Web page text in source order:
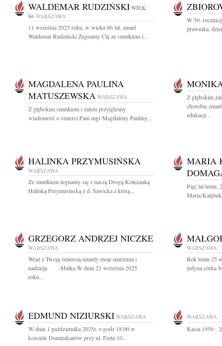
WALDEMAR RUDZIŃSKI WIEK:
86 WARSZAWA
11 września 2025 roku, w wieku 86 lat, zmarł
Waldemar Rudziński Żegnamy Cię ze smutkiem i...
W 50.
prawnika,
MAGDALENA PAULINA
MATUSZEWSKA WARSZAWA
Z głębokim smutkiem i żalem przyjęliśmy
wiadomość o śmierci Pani mgr Magdaleny Pauliny...
Z głębokim
chorobie
edukacji...
HALINKA PRZYMUSIŃSKA
WARSZAWA
Ze smutkiem żegnamy się z naszą Drogą Koleżanką
Halinką Przymusinską z d. Sawicka z którą...
MARIA
Pięć lat temu,
Maria
GRZEGORZ ANDRZEJ NICZKE
WARSZAWA
Wraz z Twoją śmiercią umarły moje marzenia i
nadzieja -Matka W dniu 21 września 2025
roku...
WARSZAWA
Rok temu 25
jedyna córka
EDMUND NIZIURSKI WARSZAWA
W dniu 1 października 2025r. o godz 18.00 w
kościele Dominikanów przy ul. Freta 10...
WARSZAWA
Kasia 1956 -